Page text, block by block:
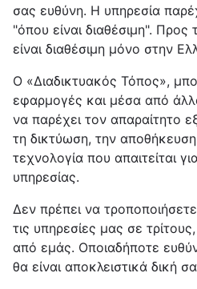
σας ευθύνη. Η υπηρεσία
"όπου είναι διαθέσιμη".
είναι διαθέσιμη μόνο στην
Ο «Διαδικτυακός Τόπος»,
εφαρμογές και μέσα από
να παρέχει τον απαραίτητο
τη δικτύωση, την
τεχνολογία που απαιτείται
υπηρεσίας.
Δεν πρέπει να
τις υπηρεσίες μας σε
από εμάς. Οποιαδήποτε
θα είναι αποκλειστικά δική